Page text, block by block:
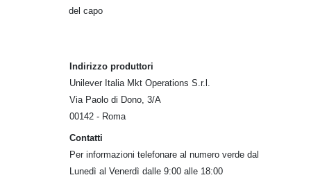
del capo
Indirizzo produttori
Unilever Italia Mkt Operations S.r.l.
Via Paolo di Dono, 3/A
00142 - Roma
Contatti
Per informazioni telefonare al numero verde dal
Lunedì al Venerdì dalle 9:00 alle 18:00